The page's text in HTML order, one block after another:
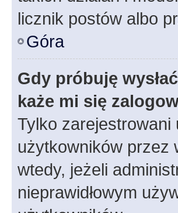
licznik postów albo
Góra
Gdy próbuję
każe mi się
Tylko zarejestrowani
użytkowników przez
wtedy, jeżeli
nieprawidłowym